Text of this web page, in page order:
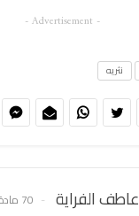
- Advertisement -
نثريه
عاطف الفراية 70 مادة